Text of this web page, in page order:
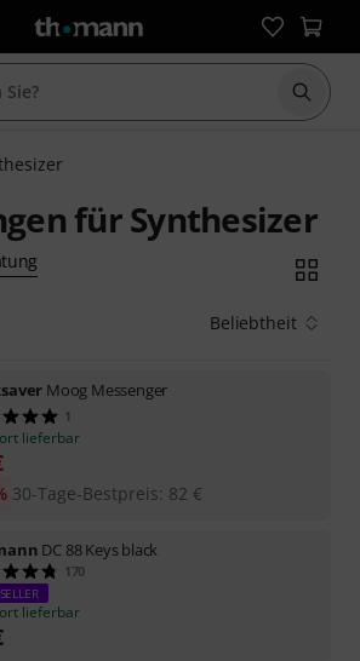
Suche
für Synthesizer
Beliebtheit
Moog Messenger
1
lieferbar
30-Tage-Bestpreis: 82 €
DC 88 Keys black
170
lieferbar